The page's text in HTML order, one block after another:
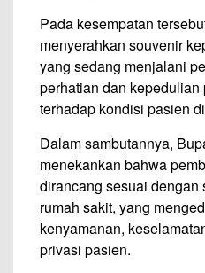
Pada kesempatan
menyerahkan souvenir
yang sedang menjalani
perhatian dan kepedulian
terhadap kondisi pasien
Dalam sambutannya,
menekankan bahwa
dirancang sesuai dengan
rumah sakit, yang
kenyamanan,
privasi pasien.